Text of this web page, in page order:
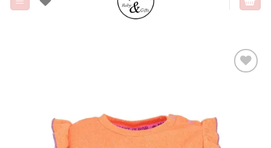
verlanglijst